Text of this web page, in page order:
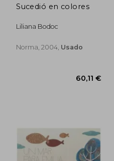
Sucedió en colores
Liliana Bodoc
Norma, 2004, Usado